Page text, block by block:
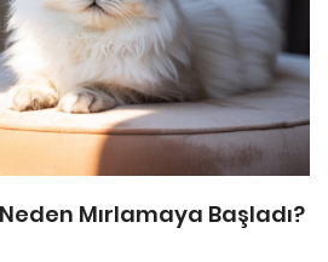
Mırlamaya Başladı?